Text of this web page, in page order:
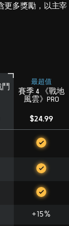
更多獎勵，以主宰
最超值
賽季 4 《戰地
風雲》PRO
$24.99
+15%